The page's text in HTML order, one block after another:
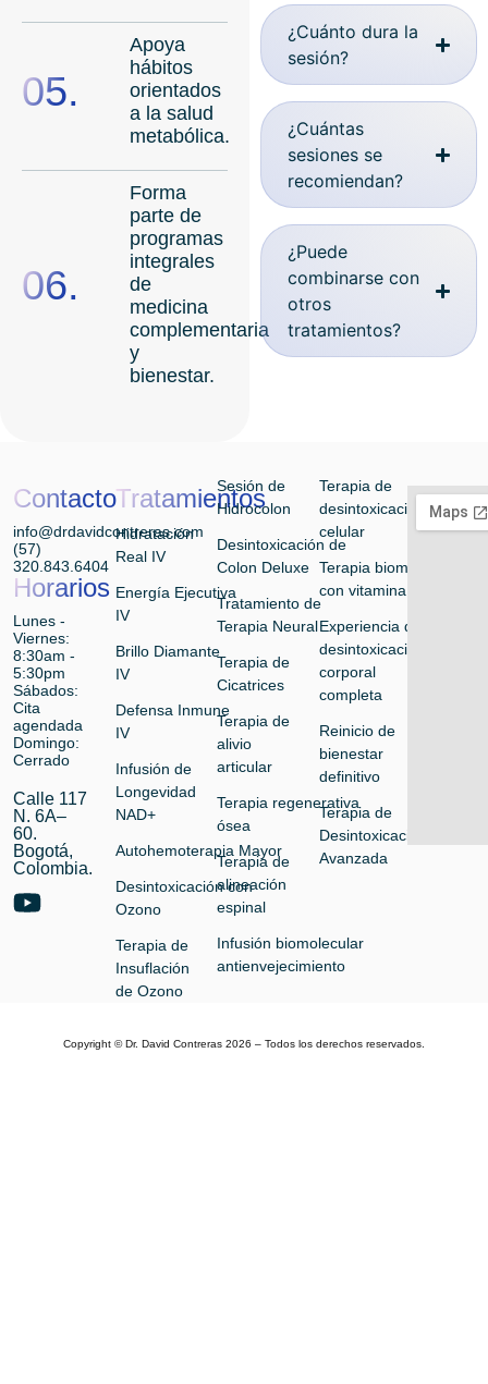
05.
Apoya
hábitos
orientados
a la salud
metabólica.
06.
Forma
parte de
programas
integrales
de
medicina
complementaria
y
bienestar.
¿Cuánto dura la
sesión?
¿Cuántas
sesiones se
recomiendan?
¿Puede
combinarse con
otros
tratamientos?
Contacto
info@drdavidcontreras.com
(57)
320.843.6404
Horarios
Lunes -
Viernes:
8:30am -
5:30pm
Sábados:
Cita
agendada
Domingo:
Cerrado
Calle 117
N. 6A–
60.
Bogotá,
Colombia.
Tratamientos
Hidratación
Real IV
Energía Ejecutiva
IV
Brillo Diamante
IV
Defensa Inmune
IV
Infusión de
Longevidad
NAD+
Autohemoterapia Mayor
Desintoxicación con
Ozono
Terapia de
Insuflación
de Ozono
Sesión de
Hidrocolon
Desintoxicación de
Colon Deluxe
Tratamiento de
Terapia Neural
Terapia de
Cicatrices
Terapia de
alivio
articular
Terapia regenerativa
ósea
Terapia de
alineación
espinal
Infusión biomolecular
antienvejecimiento
Terapia de
desintoxicación
celular
Terapia biomolecular
con vitamina
Experiencia de
desintoxicación
corporal
completa
Reinicio de
bienestar
definitivo
Terapia de
Desintoxicación
Avanzada
Copyright © Dr. David Contreras 2026 – Todos los derechos reservados.